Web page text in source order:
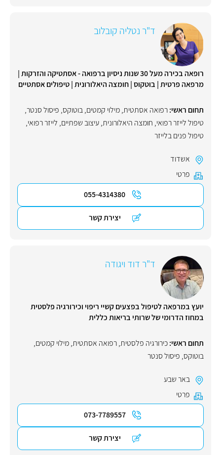
ד"ר נטליה קובלוב
רופאה בכירה מעל 30 שנות ניסיון ברפואה - אסתטיקה והזרקות |
מרפאה פרטית | בוטקוס | חומצה היאלורונית | טיפולים אסתטיים
תחום ראשי:רפואה אסתטית,מילוי קמטים,בוטוקס, פיסול סנטר,
טיפול לייזר רפואי, חומצה היאלורונית,עיצוב שפתיים, לייזר רפואי,
טיפול פנים בלייזר
אשדוד
פרטי
055-4314380
יצירת קשר
ד"ר דוד ויגודה
יועץ במרפאה לטיפול בפצעים קשיי ריפוי וכירורגיה פלסטית
במחוז הדרומי של שרותי בריאות כללית
תחום ראשי:כירורגיה פלסטית,רפואה אסתטית,מילוי קמטים,
בוטוקס, פיסול סנטר
באר שבע
פרטי
073-7789557
יצירת קשר